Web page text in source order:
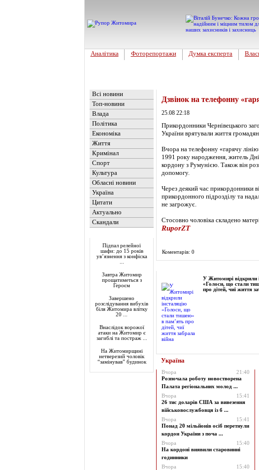
Аналітика Фоторепортажи Думка експерта
Всі новини
Топ-новини
Влада
Політика
Економіка
Життя
Кримінал
Спорт
Культура
Обласні новини
Україна
Цитати
Актуально
Скандали
Підпал релейної
шафи: до 15 років
ув’язнення з конфіска
Завтра Житомир
прощатиметься з
Героєм
Завершено
розслідування вибухів
біля Житомира влітку
20 ...
Внаслідок ворожої
атаки на Житомир є
загиблі та постраж ...
На Житомирщині
нетверезий чоловік
“замінував” будинок
Дзвінок на телефонну
25.08 22:18
Прикордонники Чернівецького
України врятували життя
Вчора на телефонну «гарячу
1991 року народження, житель
кордону з Румунією. Також він
допомогу.
Через деякий час прикордонники
прикордонного підрозділу та
не загрожує.
Стосовно чоловіка складено
RuporZT
Коментарів: 0
У Житомирі відкрили
«Голоси, що стали
про дітей, чиї життя
Україна
Вчора
21:40
Розпочала роботу новостворена
Палата регіональних молод ...
Вчора
15:41
26 тис доларів США за вивезення
військовослужбовця із б ...
Вчора
15:41
Понад 20 мільйонів осіб перетнули
кордон України з поча ...
Вчора
15:40
На кордоні виявили старовинні
годинники
Вчора
15:40